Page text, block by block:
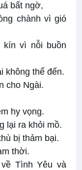
bất ngờ,
chành vì gió
kín vì nỗi buồn
không thể đến.
cho Ngài.
hy vọng.
lại ra khỏi mồ.
bị thảm bại.
thời.
Tình Yêu và